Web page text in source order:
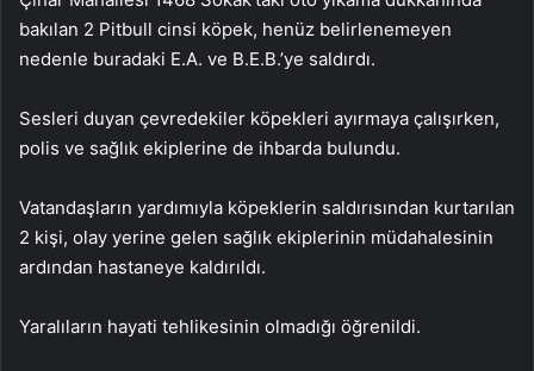
bakılan 2 Pitbull cinsi köpek, henüz belirlenemeyen
nedenle buradaki E.A. ve B.E.B.’ye saldırdı.
Sesleri duyan çevredekiler köpekleri ayırmaya çalışırken,
polis ve sağlık ekiplerine de ihbarda bulundu.
Vatandaşların yardımıyla köpeklerin saldırısından kurtarılan
2 kişi, olay yerine gelen sağlık ekiplerinin müdahalesinin
ardından hastaneye kaldırıldı.
Yaralıların hayati tehlikesinin olmadığı öğrenildi.